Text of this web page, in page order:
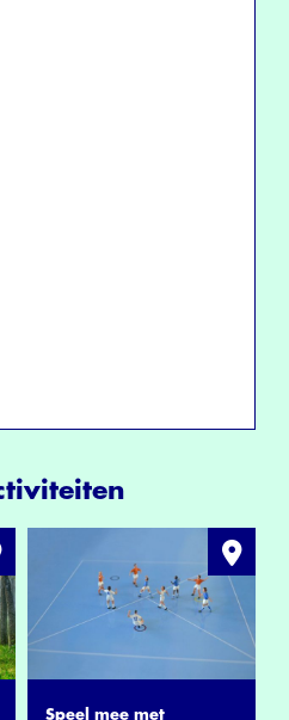
Speel mee met